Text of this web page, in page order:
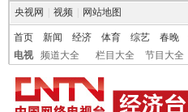
央视网 视频 网站地图
首页 新闻 经济 体育 综艺 春晚
电视
频道大全 栏目大全 节目大全